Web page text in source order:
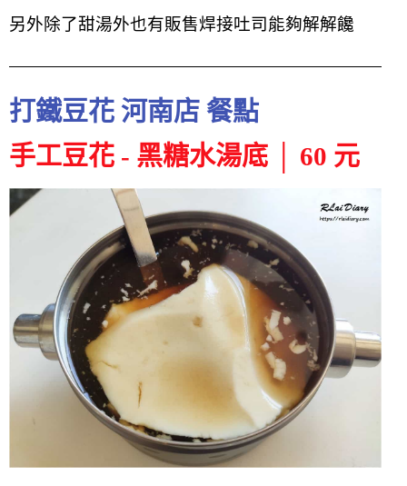
另外除了甜湯外也有販售焊接吐司能夠解解饞
打鐵豆花 河南店 餐點
手工豆花 - 黑糖水湯底 │ 60 元